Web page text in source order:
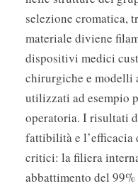
selezione cromatica,
materiale diviene
dispositivi medici
chirurgiche e modelli
utilizzati ad esempio
operatoria. I risultati
fattibilità e
critici: la filiera
abbattimento del